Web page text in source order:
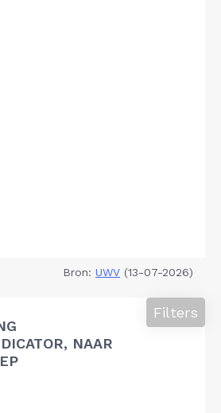
Bron: UWV (13-07-2026)
NAAR
Filters